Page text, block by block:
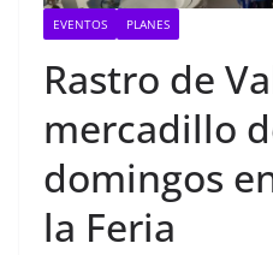
EVENTOS PLANES
Rastro de
mercadillo
domingos
la Feria